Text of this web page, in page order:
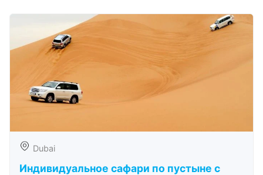
Dubai
Индивидуальное сафари по пустыне с